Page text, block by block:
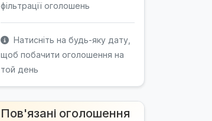
фільтрації оголошень
Натисніть на будь-яку дату,
щоб побачити оголошення на
той день
Пов'язані оголошення